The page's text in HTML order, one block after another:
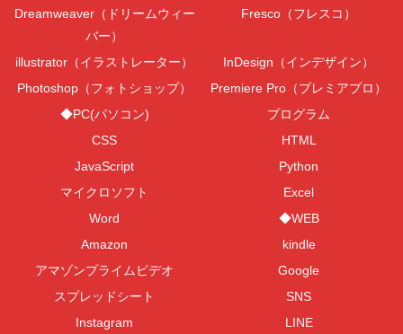
Dreamweaver（ドリームウィー
バー）
Fresco（フレスコ）
illustrator（イラストレーター）
InDesign（インデザイン）
Photoshop（フォトショップ）
Premiere Pro（プレミアプロ）
◆PC(パソコン)
プログラム
CSS
HTML
JavaScript
Python
マイクロソフト
Excel
Word
◆WEB
Amazon
kindle
アマゾンプライムビデオ
Google
スプレッドシート
SNS
Instagram
LINE